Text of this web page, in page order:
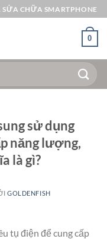
CHỮA SMARTPHONE
0
sử dụng
năng lượng,
là gì?
GOLDENFISH
tụ điện để cung cấp